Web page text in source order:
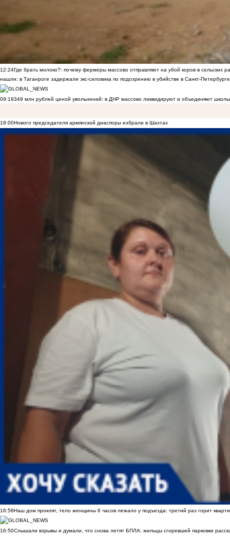
12:24Где брать молоко?: почему фермеры массово отправляют на убой коров в сельских
нашли: в Таганроге задержали экс-силовика по подозрению в убийстве в Санкт-Петербурге
09:19349 млн рублей ценой увольнений: в ДНР массово ликвидируют и объединяют
18:00Нового председателя армянской диаспоры избрали в Шахтах
16:58Наш дом проклят, тело женщины 6 часов лежало у подъезда: третий раз горит
16:50Слышали взрывы и думали, что снова летят БПЛА: жильцы сгоревшей парковки